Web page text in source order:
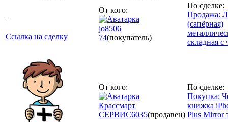
+
Ссылка на сделку
От кого:
jo8506
74(покупатель)
По сделке:
Продажа:
(сапёрная)
складная с
От кого:
Крассмарт
СЕРВИС6035(продавец)
По сделке:
Покупка:
книжка
Plus Mirror